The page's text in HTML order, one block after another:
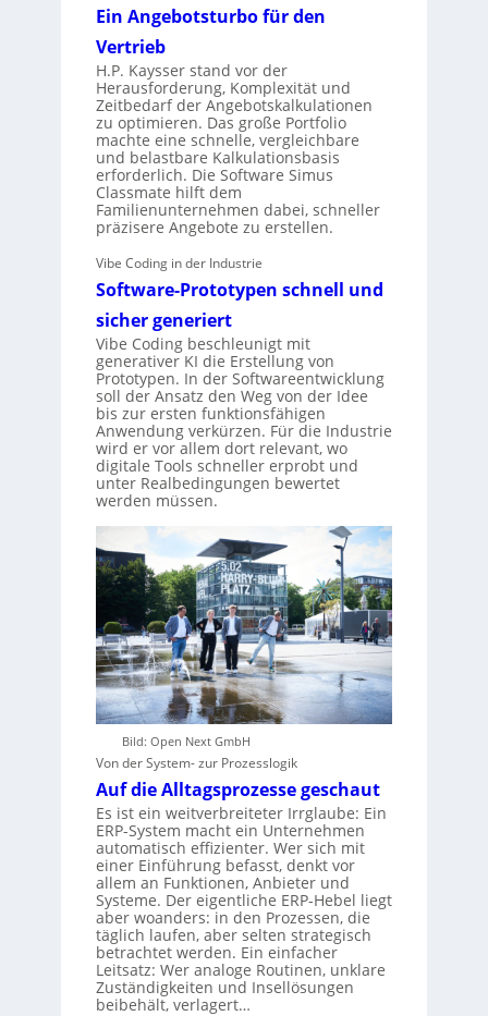
Ein Angebotsturbo für den
Vertrieb
H.P. Kaysser stand vor der
Herausforderung, Komplexität und
Zeitbedarf der Angebotskalkulationen
zu optimieren. Das große Portfolio
machte eine schnelle, vergleichbare
und belastbare Kalkulationsbasis
erforderlich. Die Software Simus
Classmate hilft dem
Familienunternehmen dabei, schneller
präzisere Angebote zu erstellen.
Vibe Coding in der Industrie
Software-Prototypen schnell und
sicher generiert
Vibe Coding beschleunigt mit
generativer KI die Erstellung von
Prototypen. In der Softwareentwicklung
soll der Ansatz den Weg von der Idee
bis zur ersten funktionsfähigen
Anwendung verkürzen. Für die Industrie
wird er vor allem dort relevant, wo
digitale Tools schneller erprobt und
unter Realbedingungen bewertet
werden müssen.
Bild: Open Next GmbH
Von der System- zur Prozesslogik
Auf die Alltagsprozesse geschaut
Es ist ein weitverbreiteter Irrglaube: Ein
ERP-System macht ein Unternehmen
automatisch effizienter. Wer sich mit
einer Einführung befasst, denkt vor
allem an Funktionen, Anbieter und
Systeme. Der eigentliche ERP-Hebel liegt
aber woanders: in den Prozessen, die
täglich laufen, aber selten strategisch
betrachtet werden. Ein einfacher
Leitsatz: Wer analoge Routinen, unklare
Zuständigkeiten und Insellösungen
beibehält, verlagert…